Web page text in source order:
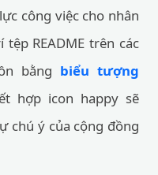
công việc cho nhân
README trên các
bằng biểu tượng
hợp icon happy sẽ
chú ý của cộng đồng